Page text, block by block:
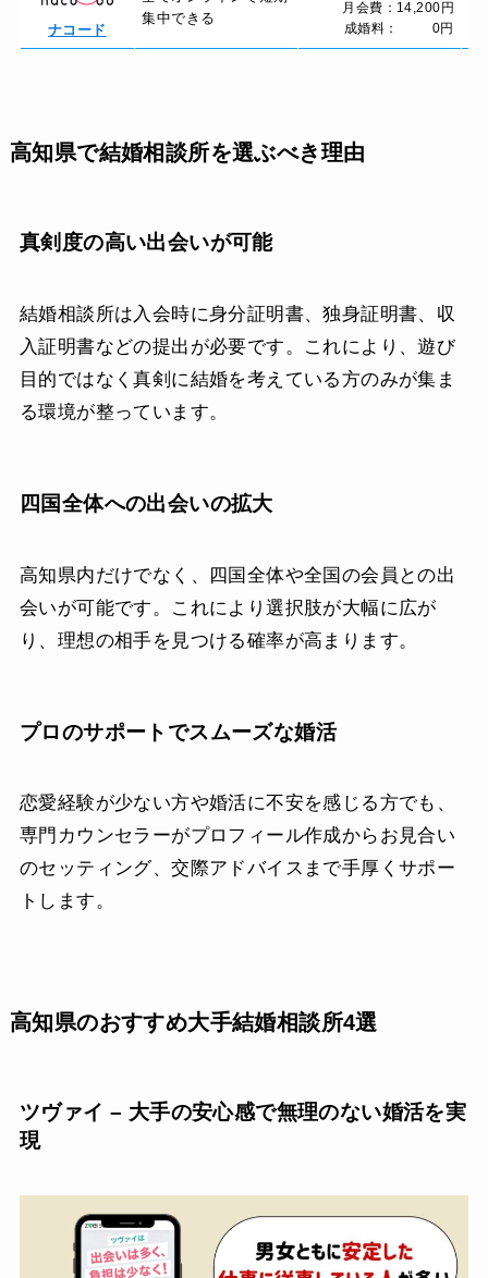
ナコード
集中できる
月会費：14,200円
成婚料： 0円
高知県で結婚相談所を選ぶべき理由
真剣度の高い出会いが可能
結婚相談所は入会時に身分証明書、独身証明書、収
入証明書などの提出が必要です。これにより、遊び
目的ではなく真剣に結婚を考えている方のみが集ま
る環境が整っています。
四国全体への出会いの拡大
高知県内だけでなく、四国全体や全国の会員との出
会いが可能です。これにより選択肢が大幅に広が
り、理想の相手を見つける確率が高まります。
プロのサポートでスムーズな婚活
恋愛経験が少ない方や婚活に不安を感じる方でも、
専門カウンセラーがプロフィール作成からお見合い
のセッティング、交際アドバイスまで手厚くサポー
トします。
高知県のおすすめ大手結婚相談所4選
ツヴァイ – 大手の安心感で無理のない婚活を実
現